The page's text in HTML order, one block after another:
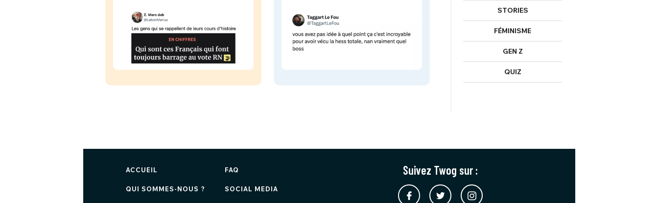
STORIES
FÉMINISME
GEN Z
QUIZ
ACCUEIL
QUI SOMMES-NOUS ?
FAQ
SOCIAL MEDIA
Suivez Twog sur :